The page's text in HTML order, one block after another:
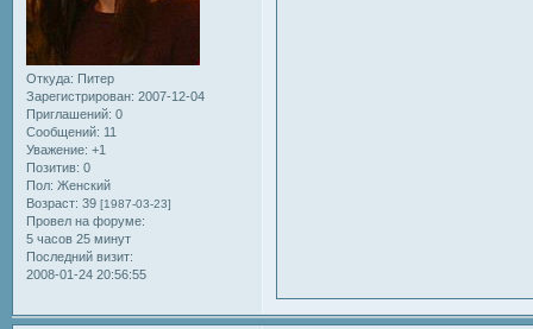
Откуда: Питер
Зарегистрирован: 2007-12-04
Приглашений: 0
Сообщений: 11
Уважение: +1
Позитив: 0
Пол: Женский
Возраст: 39 [1987-03-23]
Провел на форуме:
5 часов 25 минут
Последний визит:
2008-01-24 20:56:55